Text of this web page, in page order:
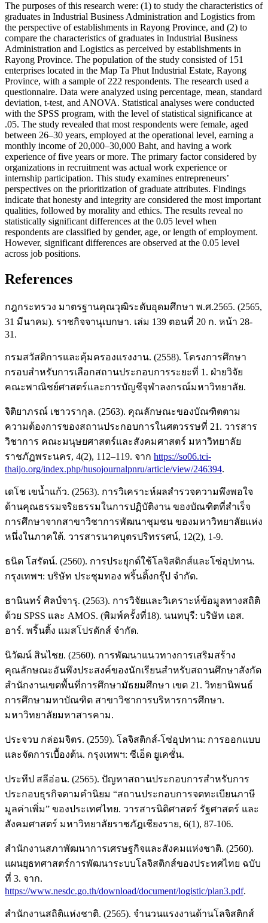
The purposes of this research were: (1) to study the characteristics of
graduates in Industrial Business Administration and Logistics from
the perspective of establishments in Rayong Province, and (2) to
compare the characteristics of graduates in Industrial Business
Administration and Logistics as perceived by establishments in
Rayong Province. The population of the study consisted of 151
enterprises located in the Map Ta Phut Industrial Estate, Rayong
Province, with a sample of 222 respondents. The research used a
questionnaire. Data were analyzed using percentage, mean, standard
deviation, t-test, and ANOVA. Statistical analyses were conducted
with the SPSS program, with the level of statistical significance at
.05. The study revealed that most respondents were female, aged
between 26–30 years, employed at the operational level, earning a
monthly income of 20,000–30,000 Baht, and having a work
experience of five years or more. The primary factor considered by
organizations in recruitment was actual work experience or
internship participation. This study examines entrepreneurs’
perspectives on the prioritization of graduate attributes. Findings
indicate that honesty and integrity are considered the most important
qualities, followed by morality and ethics. The results reveal no
statistically significant differences at the 0.05 level when
respondents are classified by gender, age, or length of employment.
However, significant differences are observed at the 0.05 level
across job positions.
References
กฎกระทรวง มาตรฐานคุณวุฒิระดับอุดมศึกษา พ.ศ.2565. (2565,
31 มีนาคม). ราชกิจจานุเบกษา. เล่ม 139 ตอนที่ 20 ก. หน้า 28-
31.
กรมสวัสดิการและคุ้มครองแรงงาน. (2558). โครงการศึกษา
กรอบสำหรับการเลือกสถานประกอบการระยะที่ 1. ฝ่ายวิจัย
คณะพาณิชย์ศาสตร์และการบัญชีจุฬาลงกรณ์มหาวิทยาลัย.
จิติยาภรณ์ เชาวรากุล. (2563). คุณลักษณะของบัณฑิตตาม
ความต้องการของสถานประกอบการในศตวรรษที่ 21. วารสาร
วิชาการ คณะมนุษยศาสตร์และสังคมศาสตร์ มหาวิทยาลัย
ราชภัฏพระนคร, 4(2), 112–119. จาก https://so06.tci-
thaijo.org/index.php/husojournalpnru/article/view/246394.
เดโช เขน้ำแก้ว. (2563). การวิเคราะห์ผลสำรวจความพึงพอใจ
ด้านคุณธรรมจริยธรรมในการปฏิบัติงาน ของบัณฑิตที่สำเร็จ
การศึกษาจากสาขาวิชาการพัฒนาชุมชน ของมหาวิทยาลัยแห่ง
หนึ่งในภาคใต้. วารสารนาคบุตรปริทรรศน์, 12(2), 1-9.
ธนิต โสรัตน์. (2560). การประยุกต์ใช้โลจิสติกส์และโซ่อุปทาน.
กรุงเทพฯ: บริษัท ประชุมทอง พริ้นติ้งกรุ๊ป จำกัด.
ธานินทร์ ศิลป์จารุ. (2563). การวิจัยและวิเคราะห์ข้อมูลทางสถิติ
ด้วย SPSS และ AMOS. (พิมพ์ครั้งที่18). นนทบุรี: บริษัท เอส.
อาร์. พริ้นติ้ง แมสโปรดักส์ จำกัด.
นิวัฒน์ สินไชย. (2560). การพัฒนาแนวทางการเสริมสร้าง
คุณลักษณะอันพึงประสงค์ของนักเรียนสำหรับสถานศึกษาสังกัด
สำนักงานเขตพื้นที่การศึกษามัธยมศึกษา เขต 21. วิทยานิพนธ์
การศึกษามหาบัณฑิต สาขาวิชาการบริหารการศึกษา.
มหาวิทยาลัยมหาสารคาม.
ประจวบ กล่อมจิตร. (2559). โลจิสติกส์-โซ่อุปทาน: การออกแบบ
และจัดการเบื้องต้น. กรุงเทพฯ: ซีเอ็ด ยูเคชั่น.
ประทีป สลีอ่อน. (2565). ปัญหาสถานประกอบการสำหรับการ
ประกอบธุรกิจตามคำนิยม “สถานประกอบการจดทะเบียนภาษี
มูลค่าเพิ่ม” ของประเทศไทย. วารสารนิติศาสตร์ รัฐศาสตร์ และ
สังคมศาสตร์ มหาวิทยาลัยราชภัฎเชียงราย, 6(1), 87-106.
สำนักงานสภาพัฒนาการเศรษฐกิจและสังคมแห่งชาติ. (2560).
แผนยุธทศาสตร์การพัฒนาระบบโลจิสติกส์ของประทศไทย ฉบับ
ที่ 3. จาก.
https://www.nesdc.go.th/download/document/logistic/plan3.pdf.
สำนักงานสถิติแห่งชาติ. (2565). จำนวนแรงงานด้านโลจิสติกส์